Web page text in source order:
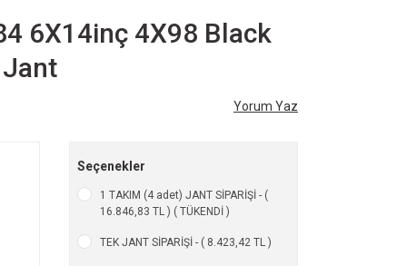
6X14inç 4X98 Black
Yorum Yaz
Seçenekler
1 TAKIM (4 adet) JANT SİPARİŞİ - (
16.846,83 TL ) ( TÜKENDİ )
TEK JANT SİPARİŞİ - ( 8.423,42 TL )